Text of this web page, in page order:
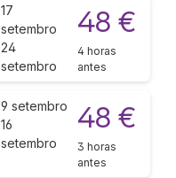
17
setembro
24
setembro
48 €
4 horas
antes
9 setembro
16
setembro
48 €
3 horas
antes